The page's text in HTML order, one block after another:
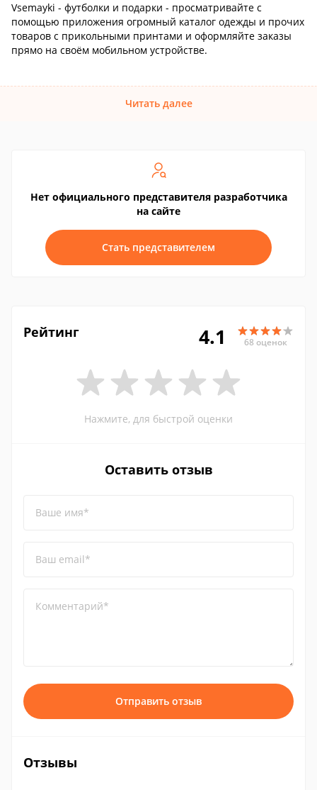
Vsemayki - футболки и подарки - просматривайте с
помощью приложения огромный каталог одежды и прочих
товаров с прикольными принтами и оформляйте заказы
прямо на своём мобильном устройстве.
Читать далее
Нет официального представителя разработчика
на сайте
Стать представителем
Рейтинг 4.1 68 оценок
Нажмите, для быстрой оценки
Оставить отзыв
Ваше имя*
Ваш email*
Комментарий*
Отправить отзыв
Отзывы